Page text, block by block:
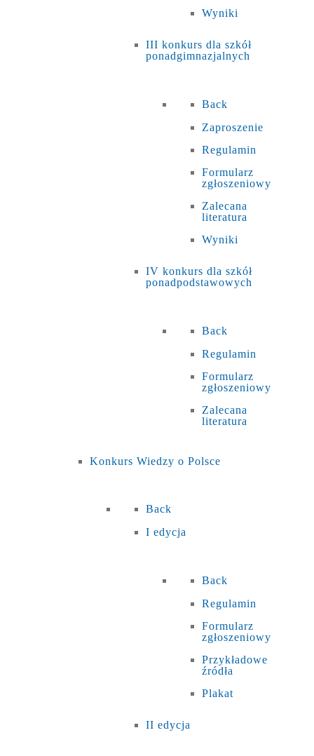
Wyniki
III konkurs dla szkół
ponadgimnazjalnych
Back
Zaproszenie
Regulamin
Formularz
zgłoszeniowy
Zalecana
literatura
Wyniki
IV konkurs dla szkół
ponadpodstawowych
Back
Regulamin
Formularz
zgłoszeniowy
Zalecana
literatura
Konkurs Wiedzy o Polsce
Back
I edycja
Back
Regulamin
Formularz
zgłoszeniowy
Przykładowe
źródła
Plakat
II edycja